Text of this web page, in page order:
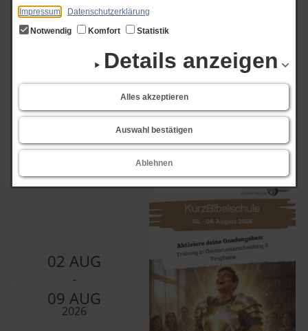
Impressum
Datenschutzerklärung
Notwendig
Komfort Statistik
Details anzeigen
Alles akzeptieren
Auswahl bestätigen
Ablehnen
Hilfreiche Impulse und eine wunderbare Gemeinschaft – hier fühlt man sich
einfach wohl!
Art der Veranstaltung
02 AUG
-
09 AUG
2026